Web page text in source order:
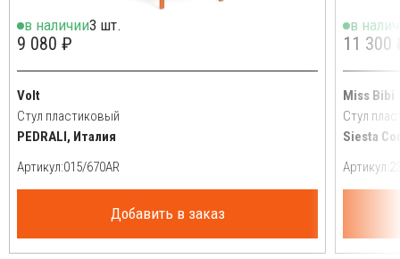
в наличии3 шт.
9 080 ₽
Volt
Стул пластиковый
PEDRALI, Италия
Артикул:
Добавить в заказ
в
11 300
Miss Bibi
Стул
Siesta
Артикул: